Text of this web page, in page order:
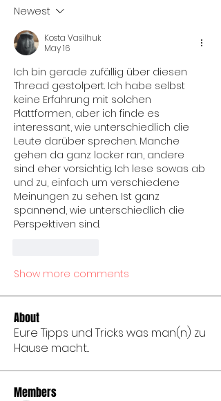
Newest
Kosta Vasilhuk
May 16
Ich bin gerade zufällig über diesen
Thread gestolpert. Ich habe selbst
keine Erfahrung mit solchen
Plattformen, aber ich finde es
interessant, wie unterschiedlich die
Leute darüber sprechen. Manche
gehen da ganz locker ran, andere
sind eher vorsichtig. Ich lese sowas ab
und zu, einfach um verschiedene
Meinungen zu sehen. Ist ganz
spannend, wie unterschiedlich die
Perspektiven sind.
Show more comments
About
Eure Tipps und Tricks was man(n) zu
Hause macht...
Members